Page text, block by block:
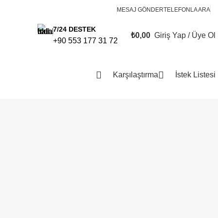
MESAJ GÖNDERTELEFONLA ARA
7/24 DESTEK
+90 553 177 31 72
₺0,00 Giriş Yap / Üye Ol
Karşılaştırma İstek Listesi